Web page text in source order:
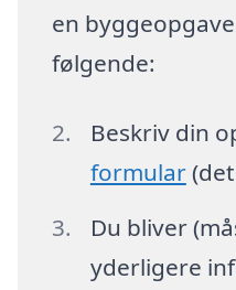
en
følgende:
Beskriv din
formular
Du bliver
yderligere